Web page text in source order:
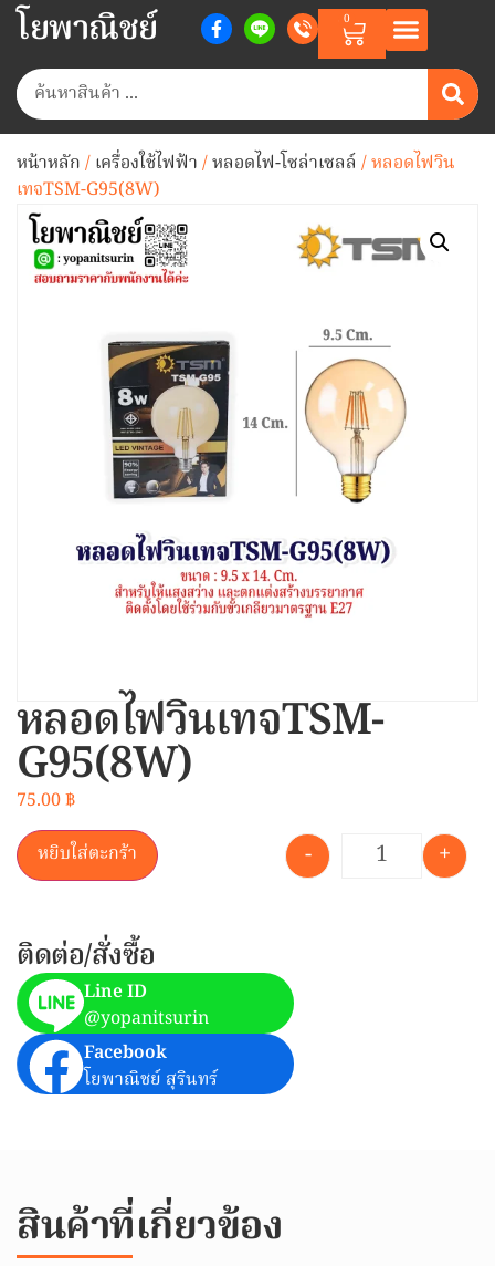
โยพาณิชย์ 0
หน้าหลัก/เครื่องใช้ไฟฟ้า/หลอดไฟ-โซล่าเซลล์/ หลอดไฟวิน
เทจTSM-G95(8W)
หลอดไฟวินเทจTSM-
G95(8W)
75.00฿
- +
หยิบใส่ตะกร้า
ติดต่อ/สั่งซื้อ
Line ID
@yopanitsurin
Facebook
โยพาณิชย์ สุรินทร์
สินค้าที่เกี่ยวข้อง